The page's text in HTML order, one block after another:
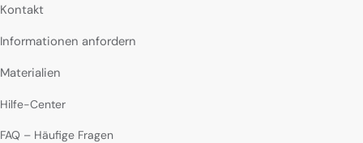
Kontakt
Informationen anfordern
Materialien
Hilfe-Center
FAQ – Häufige Fragen